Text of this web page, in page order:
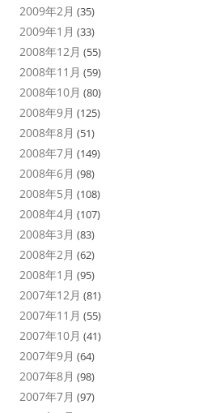
2009年2月 (35)
2009年1月 (33)
2008年12月 (55)
2008年11月 (59)
2008年10月 (80)
2008年9月 (125)
2008年8月 (51)
2008年7月 (149)
2008年6月 (98)
2008年5月 (108)
2008年4月 (107)
2008年3月 (83)
2008年2月 (62)
2008年1月 (95)
2007年12月 (81)
2007年11月 (55)
2007年10月 (41)
2007年9月 (64)
2007年8月 (98)
2007年7月 (97)